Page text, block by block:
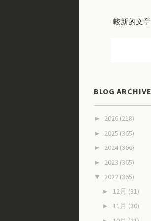
較新的文章
BLOG ARCHIVE
► 2026 (218)
► 2025 (365)
► 2024 (366)
► 2023 (365)
▼ 2022 (365)
► 12月 (31)
► 11月 (30)